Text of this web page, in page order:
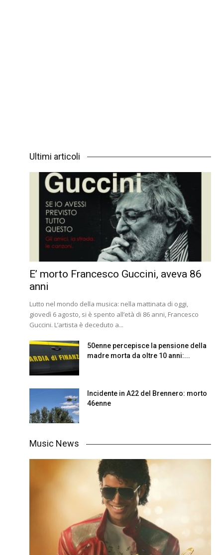
Ultimi articoli
E’ morto Francesco Guccini, aveva 86
anni
Lutto nel mondo della musica: nella mattinata di oggi,
giovedì 6 agosto, si è spento all’età di 86 anni, Francesco
Guccini. L’artista è deceduto a...
50enne percepisce la pensione della
madre morta da oltre 10 anni:...
Incidente in A22 del Brennero: morto
46enne
Music News